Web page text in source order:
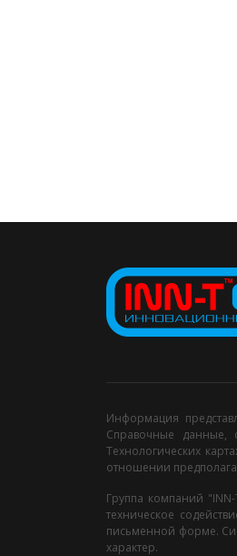
Информация
Справочные данные,
Технологических
отношении
Группа компаний
техническое
письменной форме.
характер.